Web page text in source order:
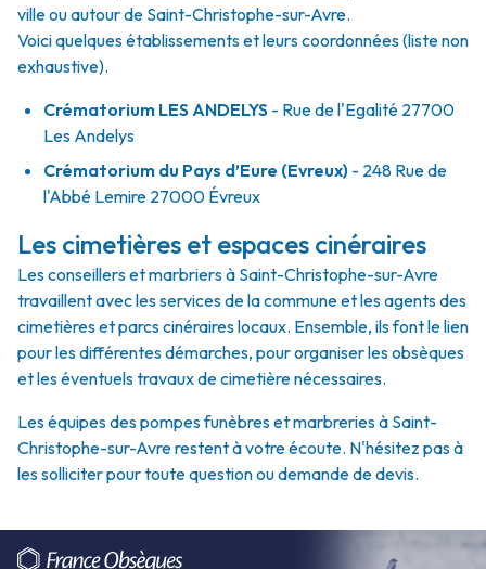
ville ou autour de Saint-Christophe-sur-Avre.
Voici quelques établissements et leurs coordonnées (liste non
exhaustive).
Crématorium LES ANDELYS - Rue de l'Egalité 27700
Les Andelys
Crématorium du Pays d’Eure (Evreux) - 248 Rue de
l'Abbé Lemire 27000 Évreux
Les cimetières et espaces cinéraires
Les conseillers et marbriers à Saint-Christophe-sur-Avre
travaillent avec les services de la commune et les agents des
cimetières et parcs cinéraires locaux. Ensemble, ils font le lien
pour les différentes démarches, pour organiser les obsèques
et les éventuels travaux de cimetière nécessaires.
Les équipes des pompes funèbres et marbreries à Saint-
Christophe-sur-Avre restent à votre écoute. N'hésitez pas à
les solliciter pour toute question ou demande de devis.